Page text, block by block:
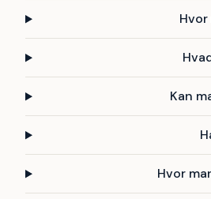
Kan
Hvor